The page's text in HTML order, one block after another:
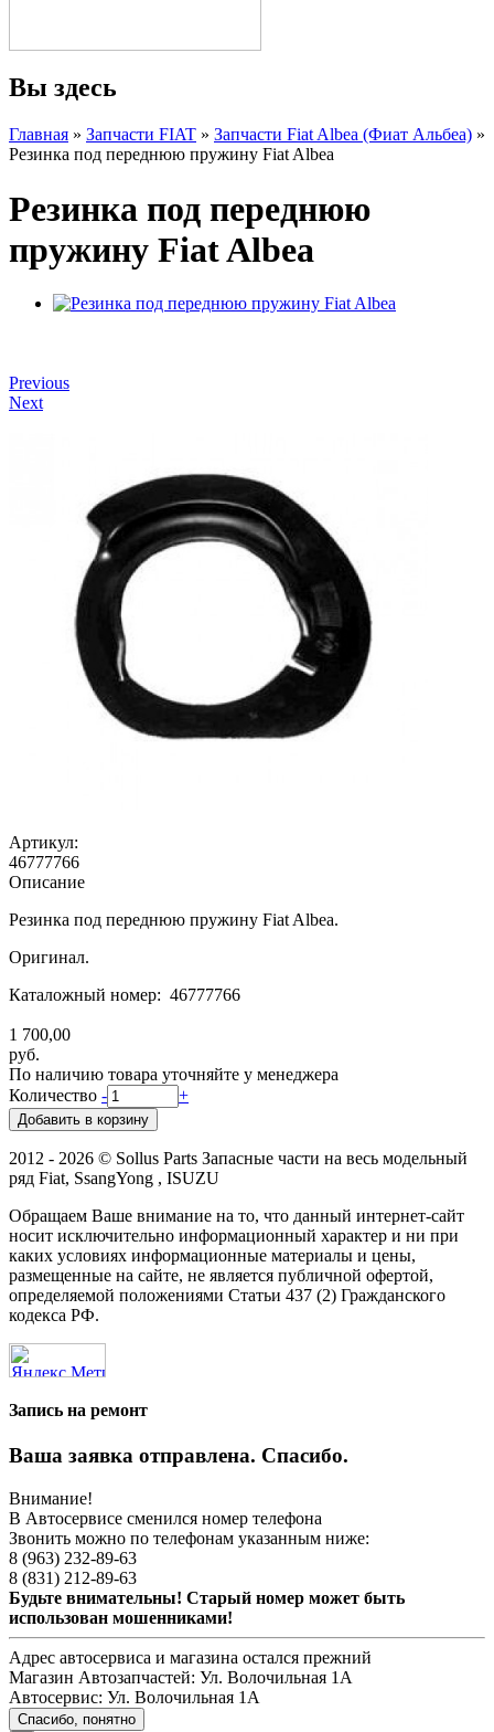
Вы здесь
Главная » Запчасти FIAT » Запчасти Fiat Albea (Фиат Альбеа) »
Резинка под переднюю пружину Fiat Albea
Резинка под переднюю
пружину Fiat Albea
Previous
Next
Артикул:
46777766
Описание
Резинка под переднюю пружину Fiat Albea.
Оригинал.
Каталожный номер: 46777766
1 700,00
руб.
По наличию товара уточняйте у менеджера
Количество - +
2012 - 2026 © Sollus Parts Запасные части на весь модельный
ряд Fiat, SsangYong , ISUZU
Обращаем Ваше внимание на то, что данный интернет-сайт
носит исключительно информационный характер и ни при
каких условиях информационные материалы и цены,
размещенные на сайте, не является публичной офертой,
определяемой положениями Статьи 437 (2) Гражданского
кодекса РФ.
Запись на ремонт
Ваша заявка отправлена. Спасибо.
Внимание!
В Автосервисе сменился номер телефона
Звонить можно по телефонам указанным ниже:
8 (963) 232-89-63
8 (831) 212-89-63
Будьте внимательны! Старый номер может быть
использован мошенниками!
Адрес автосервиса и магазина остался прежний
Магазин Автозапчастей: Ул. Волочильная 1А
Автосервис: Ул. Волочильная 1А
Спасибо, понятно